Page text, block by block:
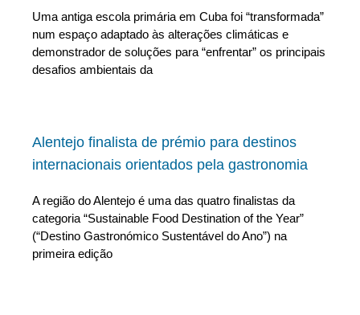
Uma antiga escola primária em Cuba foi “transformada”
num espaço adaptado às alterações climáticas e
demonstrador de soluções para “enfrentar” os principais
desafios ambientais da
Alentejo finalista de prémio para destinos
internacionais orientados pela gastronomia
A região do Alentejo é uma das quatro finalistas da
categoria “Sustainable Food Destination of the Year”
(“Destino Gastronómico Sustentável do Ano”) na
primeira edição